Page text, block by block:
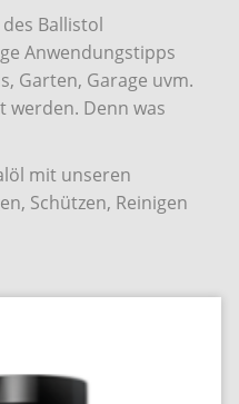
Ballistol
Anwendungstipps
Garten, Garage uvm.
werden. Denn was
mit unseren
Schützen, Reinigen